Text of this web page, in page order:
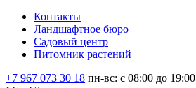
Контакты
Ландшафтное бюро
Садовый центр
Питомник растений
+7 967 073 30 18 пн-вс: с 08:00 до 19:00